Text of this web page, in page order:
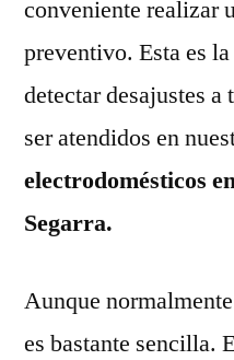
conveniente realizar
preventivo. Esta es
detectar desajustes a
ser atendidos en
electrodomésticos
Segarra.
Aunque
es bastante sencilla.